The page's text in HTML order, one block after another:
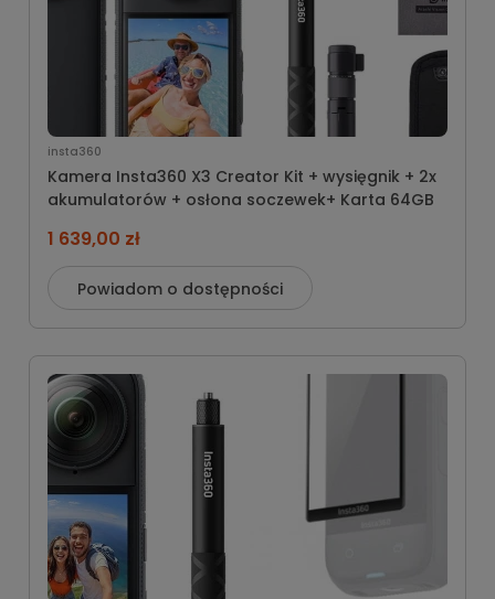
insta360
Kamera Insta360 X3 Creator Kit + wysięgnik + 2x
akumulatorów + osłona soczewek+ Karta 64GB
1 639,00 zł
Powiadom o dostępności